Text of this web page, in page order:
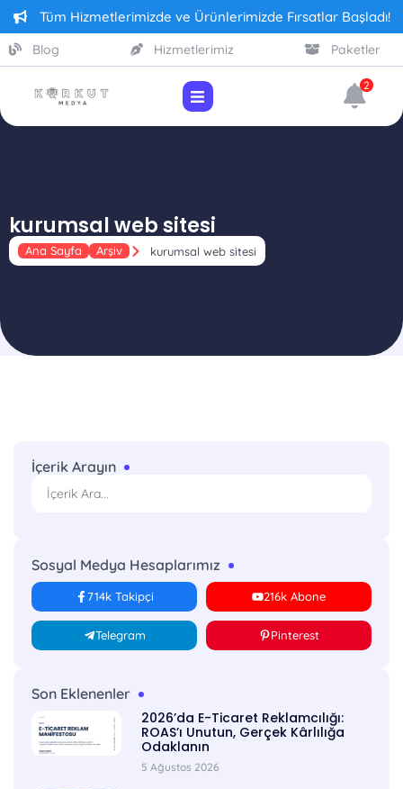
Tüm Hizmetlerimizde ve Ürünlerimizde Fırsatlar Başladı!
Blog Hizmetlerimiz Paketler
2
kurumsal web sitesi
Ana Sayfa Arşiv kurumsal web sitesi
İçerik Arayın
Sosyal Medya Hesaplarımız
714k Takipçi 216k Abone
Telegram Pinterest
Son Eklenenler
2026’da E-Ticaret Reklamcılığı:
ROAS’ı Unutun, Gerçek Kârlılığa
Odaklanın
5 Ağustos 2026